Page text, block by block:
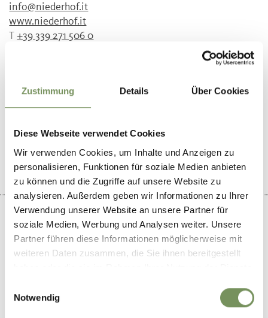
Zustimmung Details Über Cookies
Diese Webseite verwendet Cookies
Wir verwenden Cookies, um Inhalte und Anzeigen zu
personalisieren, Funktionen für soziale Medien anbieten
zu können und die Zugriffe auf unsere Website zu
analysieren. Außerdem geben wir Informationen zu Ihrer
Verwendung unserer Website an unsere Partner für
soziale Medien, Werbung und Analysen weiter. Unsere
Partner führen diese Informationen möglicherweise mit
weiteren Daten zusammen, die Sie ihnen bereitgestellt
Notwendig
info@niederhof.it
www.niederhof.it
T+39 339 271 506 0
YES NO
+